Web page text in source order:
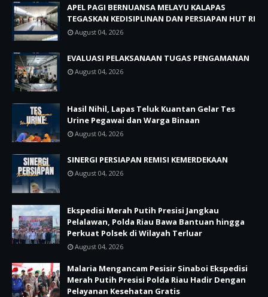
APEL PAGI BERNUANSA MELAYU KALAPAS
TEGASKAN KEDISIPLINAN DAN PERSIAPAN HUT RI
August 04, 2026
EVALUASI PELAKSANAAN TUGAS PENGAMANAN
August 04, 2026
Hasil Nihil, Lapas Teluk Kuantan Gelar Tes
Urine Pegawai dan Warga Binaan
August 04, 2026
SINERGI PERSIAPAN REMISI KEMERDEKAAN
August 04, 2026
Ekspedisi Merah Putih Presisi Jangkau
Pelalawan, Polda Riau Bawa Bantuan hingga
Perkuat Polsek di Wilayah Terluar
August 04, 2026
Malaria Mengancam Pesisir Sinaboi Ekspedisi
Merah Putih Presisi Polda Riau Hadir Dengan
Pelayanan Kesehatan Gratis